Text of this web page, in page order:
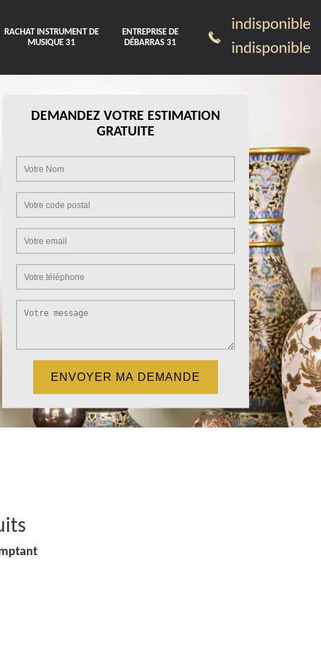
RACHAT INSTRUMENT DE
MUSIQUE 31
ENTREPRISE DE
DÉBARRAS 31
indisponible
indisponible
DEMANDEZ VOTRE ESTIMATION
GRATUITE